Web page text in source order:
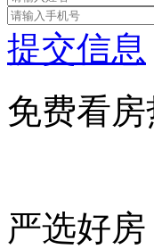
提交信息
免费看
严选好房